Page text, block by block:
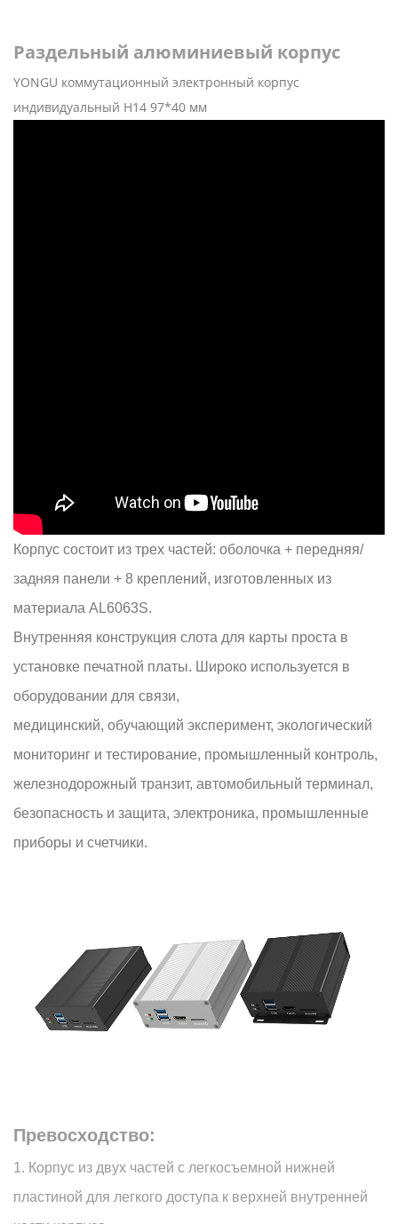
Раздельный алюминиевый корпус
YONGU коммутационный электронный корпус
индивидуальный H14 97*40 мм
Корпус состоит из трех частей: оболочка + передняя/
задняя панели + 8 креплений, изготовленных из
материала AL6063S.
Внутренняя конструкция слота для карты проста в
установке печатной платы. Широко используется в
оборудовании для связи,
медицинский, обучающий эксперимент, экологический
мониторинг и тестирование, промышленный контроль,
железнодорожный транзит, автомобильный терминал,
безопасность и защита, электроника, промышленные
приборы и счетчики.
Превосходство:
1. Корпус из двух частей с легкосъемной нижней
пластиной для легкого доступа к верхней внутренней